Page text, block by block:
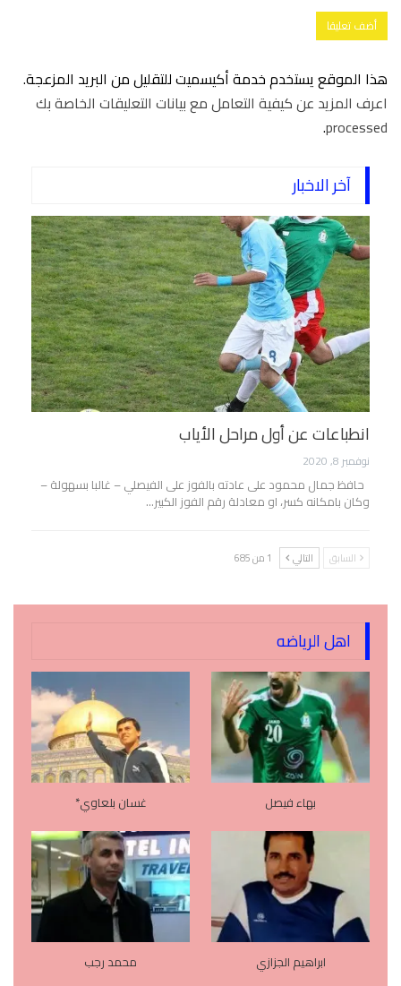
هذا الموقع يستخدم خدمة أكيسميت للتقليل من البريد المزعجة.
اعرف المزيد عن كيفية التعامل مع بيانات التعليقات الخاصة بك
processed
.
آخر الاخبار
انطباعات عن أول مراحل الأياب
نوفمبر 8, 2020
حافظ جمال محمود على عادته بالفوز على الفيصلي – غالبا بسهولة –
وكان بامكانه كسر، او معادلة رقم الفوز الكبير…
السابق التالي 1 من 685
اهل الرياضه
بهاء فيصل غسان بلعاوي*
ابراهيم الجزازي محمد رجب